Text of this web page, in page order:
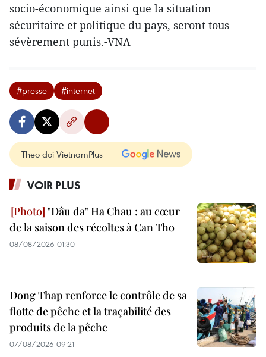
socio-économique ainsi que la situation
sécuritaire et politique du pays, seront tous
sévèrement punis.-VNA
#presse #internet
Theo dõi VietnamPlus
VOIR PLUS
"Dâu da" Ha Chau : au cœur
de la saison des récoltes à Can Tho
08/08/2026 01:30
Dong Thap renforce le contrôle de sa
flotte de pêche et la traçabilité des
produits de la pêche
07/08/2026 09:21